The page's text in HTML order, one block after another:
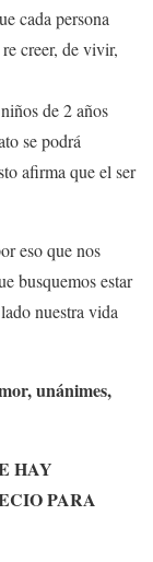
cada persona
creer, de vivir,
de 2 años
se podrá
afirma que el ser
eso que nos
busquemos estar
nuestra vida
unánimes,
HAY
PARA